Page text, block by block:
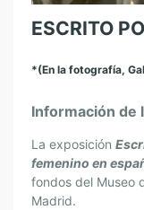
ESCRITO
*(En la fotografía,
Información de
La exposición
femenino en
fondos del Museo
Madrid.